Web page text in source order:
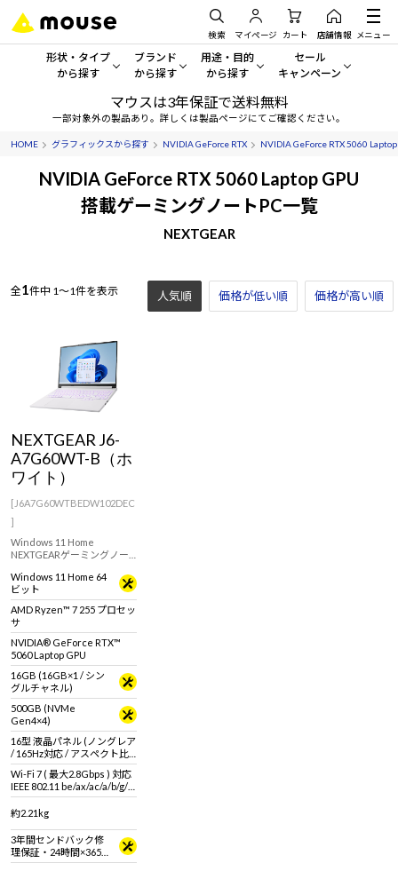
検索 マイページ カート 店舗情報 メニュー
形状・タイプ
から探す
形状・タイプから探す をすべてみる
デスクトップPC
ディスプレイ
Windows 11
ブランド
から探す
mouse
G TUNE
MousePro
用途・目的
から探す
一般向けパソコン
ゲーミングPC・ゲーム向けパソコン
クリエイティブ向け
ビジネス向けパソコン
学習向けパソコン
セール
キャンペーン
セール・キャンペー
期間限定セール
アウトレットパソコン
マウスは3年保証で送料無料
一部対象外の製品あり。詳しくは製品ページにてご確認ください。
HOME グラフィックスから探す NVIDIA GeForce RTX NVIDIA GeForce RTX 5060
NVIDIA GeForce RTX 5060 Laptop GPU
搭載ゲーミングノートPC一覧
NEXTGEAR
全1 件中 1～1件を表示 人気順 価格が低い順 価格が高い順
NEXTGEAR J6-
A7G60WT-B（ホ
ワイト）
[J6A7G60WTBEDW102DEC
]
Windows 11 Home
NEXTGEARゲーミングノー
ーズ搭載モデルが登場！筐
体デザインの外観を白一色
に。シャープな筐体に最新
のスペックを搭載。
Windows 11 Home 64
ビット
AMD Ryzen™ 7 255 プロセッ
サ
NVIDIA® GeForce RTX™
5060 Laptop GPU
16GB (16GB×1 / シン
グルチャネル)
500GB (NVMe
Gen4×4)
16型 液晶パネル (ノングレア
/ 165Hz対応 / アスペクト比
16:10)
Wi-Fi 7 ( 最大2.8Gbps ) 対応
IEEE 802.11 be/ax/ac/a/b/g/n
準拠 ＋ Bluetooth 5内蔵
約2.21kg
3年間センドバック修
理保証・24時間×365
日電話サポート